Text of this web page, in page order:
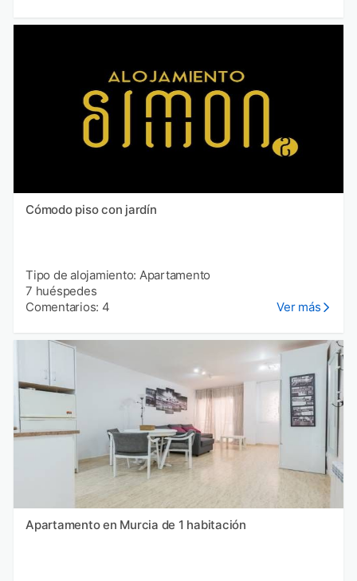
Cómodo piso con jardín
Tipo de alojamiento: Apartamento
7 huéspedes
Comentarios: 4
Ver más
Apartamento en Murcia de 1 habitación